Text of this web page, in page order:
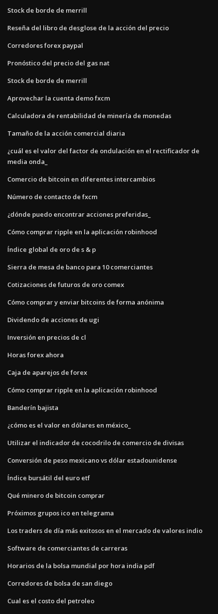
Stock de borde de merrill
Reseña del libro de desglose de la acción del precio
Corredores forex paypal
Pronóstico del precio del gas nat
Stock de borde de merrill
Aprovechar la cuenta demo fxcm
Calculadora de rentabilidad de minería de monedas
Tamaño de la acción comercial diaria
¿cuál es el valor del factor de ondulación en el rectificador de
media onda_
Comercio de bitcoin en diferentes intercambios
Número de contacto de fxcm
¿dónde puedo encontrar acciones preferidas_
Cómo comprar ripple en la aplicación robinhood
Índice global de oro de s & p
Sierra de mesa de banco para 10 comerciantes
Cotizaciones de futuros de oro comex
Cómo comprar y enviar bitcoins de forma anónima
Dividendo de acciones de ugi
Inversión en precios de cl
Horas forex ahora
Caja de aparejos de forex
Cómo comprar ripple en la aplicación robinhood
Banderín bajista
¿cómo es el valor en dólares en méxico_
Utilizar el indicador de cocodrilo de comercio de divisas
Conversión de peso mexicano vs dólar estadounidense
Índice bursátil del euro etf
Qué minero de bitcoin comprar
Próximos grupos ico en telegrama
Los traders de día más exitosos en el mercado de valores indio
Software de comerciantes de carreras
Horarios de la bolsa mundial por hora india pdf
Corredores de bolsa de san diego
Cual es el costo del petroleo